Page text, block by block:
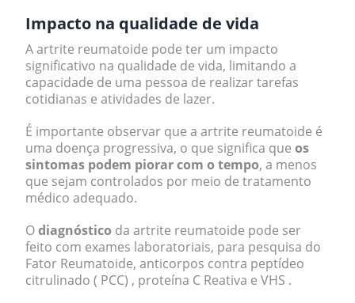
Impacto na qualidade de vida
A artrite reumatoide pode ter um impacto
significativo na qualidade de vida, limitando a
capacidade de uma pessoa de realizar tarefas
cotidianas e atividades de lazer.
É importante observar que a artrite reumatoide é
uma doença progressiva, o que significa que os
sintomas podem piorar com o tempo, a menos
que sejam controlados por meio de tratamento
médico adequado.
Odiagnóstico da artrite reumatoide pode ser
feito com exames laboratoriais, para pesquisa do
Fator Reumatoide, anticorpos contra peptídeo
citrulinado ( PCC) , proteína C Reativa e VHS .